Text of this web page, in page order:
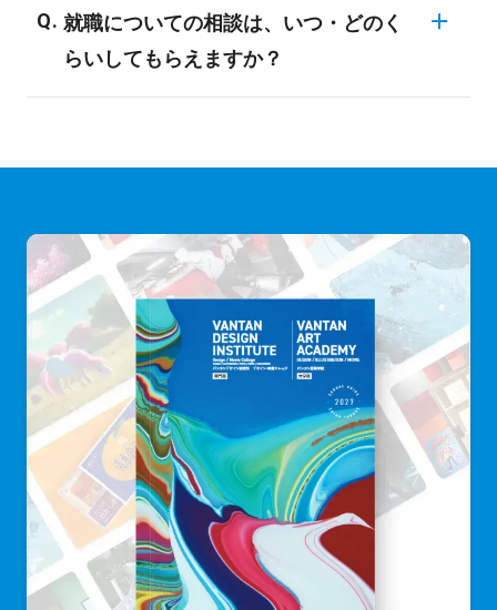
ついては、ぜひ専門のスタッフにご相談し
てみてください。
専門的な知識や技術は入学後にしっかり学
ぶことができます。
の習得」により、自分の関心を深めていく
ことを目標としています。バンタンでは、
「現場実習やインターンシップ、企業・メ
志望業界の専門職に就くための技術習得や
くラインナップされています。目的が異な
るため、どちらに進むかによってその後の
就職などにも影響を与えることになるでし
ょう。まずは、自分は何がやりたいのかを
しっかり見つめなおし、検討することが必
要です。
就職についての相談は、いつ・どのく
らいしてもらえますか？
会・面接 このステップに合わせて、適時
アドバイスをさせて頂きます。早期に進路
の方向性を決定するためには、目標設定や
スケジューリングがとても重要になりま
す。採用活動ピーク時前に、ノウハウがわ
かるよう、個別面談では特にその部分のナ
ビゲートを重視しています。